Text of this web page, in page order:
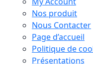
Nos produit
Nous Contacter
Page d’accueil
Politique de
Présentations